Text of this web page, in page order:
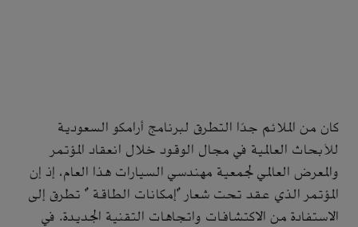
كان من الملائم جدًا التطرق لبرنامج أرامكو السعودية
للأبحاث العالمية في مجال الوقود خلال انعقاد المؤتمر
والمعرض العالمي لجمعية مهندسي السيارات هذا العام، إذ إن
المؤتمر الذي عقد تحت شعار "إمكانات الطاقة " تطرق إلى
الاستفادة من الاكتشافات واتجاهات التقنية الجديدة. في